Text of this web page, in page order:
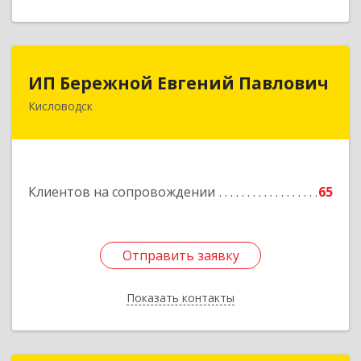
ИП Бережной Евгений Павлович
Кисловодск
Клиентов на сопровождении 65
Отправить заявку
Показать контакты
ИП Бережной Евгений Павлович
357748, Ставропольский край, Кисловодск г,
Отправить заявку
Назад